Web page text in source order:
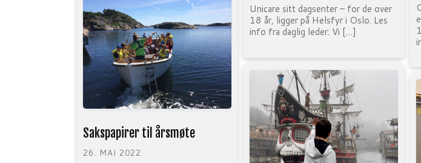
Unicare sitt dagsenter – for de over
18 år, ligger på Helsfyr i Oslo. Les
info fra daglig leder: Vi […]
Sakspapirer til årsmøte
26. MAI 2022